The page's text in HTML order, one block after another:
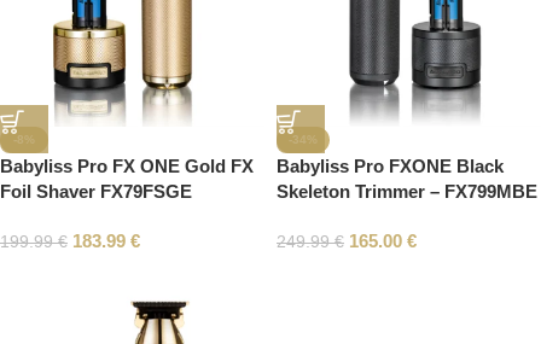
-8%
Babyliss Pro FX ONE Gold FX
Foil Shaver FX79FSGE
199.99€ 183.99 €
-34%
Babyliss Pro FXONE Black
Skeleton Trimmer – FX799MBE
249.99€ 165.00 €